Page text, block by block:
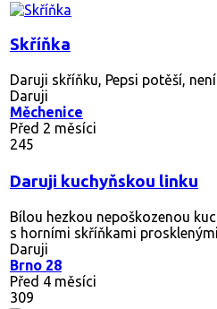
Skříňka
Daruji skříňku, Pepsi potěší,
Daruji
Měchenice
Před 2 měsíci
245
Daruji kuchyňskou linku
Bílou hezkou nepoškozenou
s horními skříňkami
Daruji
Brno 28
Před 4 měsíci
309